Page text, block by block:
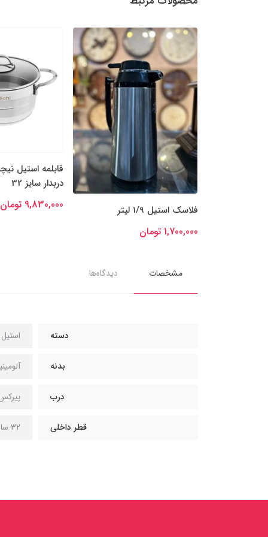
فلاسک استیل 1/9 لیتر
1,700,000 تومان
قابلمه استیل
دربدار سایز 32
9,830,000 تومان
مشخصات دیدگاه‌ها
دسته استیل
بدنه
درب
قطر داخلی 32 سانتی متر